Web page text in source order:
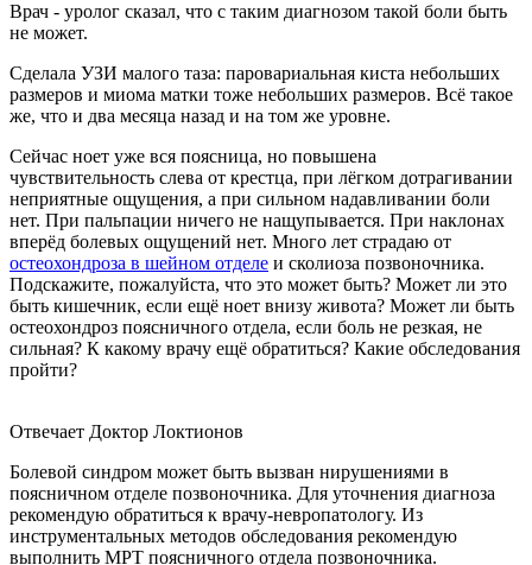
Врач - уролог сказал, что с таким диагнозом такой боли быть
не может.
Сделала УЗИ малого таза: паровариальная киста небольших
размеров и миома матки тоже небольших размеров. Всё такое
же, что и два месяца назад и на том же уровне.
Сейчас ноет уже вся поясница, но повышена
чувствительность слева от крестца, при лёгком дотрагивании
неприятные ощущения, а при сильном надавливании боли
нет. При пальпации ничего не нащупывается. При наклонах
вперёд болевых ощущений нет. Много лет страдаю от
остеохондроза в шейном отделе и сколиоза позвоночника.
Подскажите, пожалуйста, что это может быть? Может ли это
быть кишечник, если ещё ноет внизу живота? Может ли быть
остеохондроз поясничного отдела, если боль не резкая, не
сильная? К какому врачу ещё обратиться? Какие обследования
пройти?
Отвечает Доктор Локтионов
Болевой синдром может быть вызван нирушениями в
поясничном отделе позвоночника. Для уточнения диагноза
рекомендую обратиться к врачу-невропатологу. Из
инструментальных методов обследования рекомендую
выполнить МРТ поясничного отдела позвоночника.